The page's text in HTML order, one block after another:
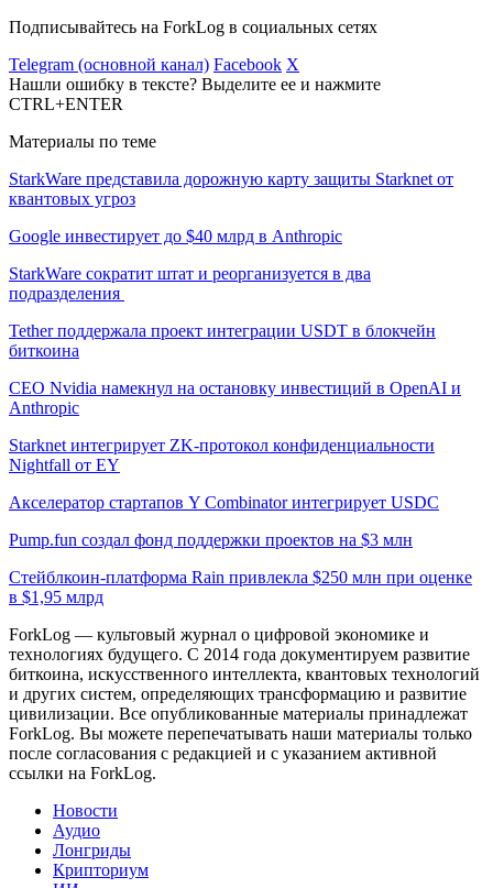
Подписывайтесь на ForkLog в социальных сетях
Telegram (основной канал) Facebook X
Нашли ошибку в тексте? Выделите ее и нажмите
CTRL+ENTER
Материалы по теме
StarkWare представила дорожную карту защиты Starknet от
квантовых угроз
Google инвестирует до $40 млрд в Anthropic
StarkWare сократит штат и реорганизуется в два
подразделения
Tether поддержала проект интеграции USDT в блокчейн
биткоина
CEO Nvidia намекнул на остановку инвестиций в OpenAI и
Anthropic
Starknet интегрирует ZK-протокол конфиденциальности
Nightfall от EY
Акселератор стартапов Y Combinator интегрирует USDC
Pump.fun создал фонд поддержки проектов на $3 млн
Стейблкоин-платформа Rain привлекла $250 млн при оценке
в $1,95 млрд
ForkLog — культовый журнал о цифровой экономике и
технологиях будущего. С 2014 года документируем развитие
биткоина, искусственного интеллекта, квантовых технологий
и других систем, определяющих трансформацию и развитие
цивилизации. Все опубликованные материалы принадлежат
ForkLog. Вы можете перепечатывать наши материалы только
после согласования с редакцией и с указанием активной
ссылки на ForkLog.
Новости
Аудио
Лонгриды
Крипториум